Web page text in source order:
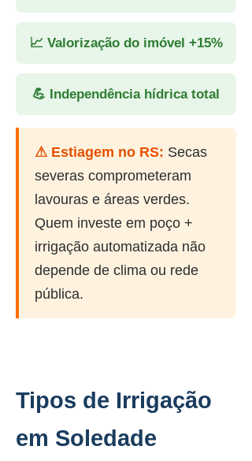
📈 Valorização do imóvel +15%
💪 Independência hídrica total
⚠ Estiagem no RS: Secas
severas comprometeram
lavouras e áreas verdes.
Quem investe em poço +
irrigação automatizada não
depende de clima ou rede
pública.
Tipos de Irrigação
em Soledade